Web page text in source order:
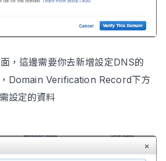
，這邊需要你去新增設定DNS的
Domain Verification Record下方
設定的資料